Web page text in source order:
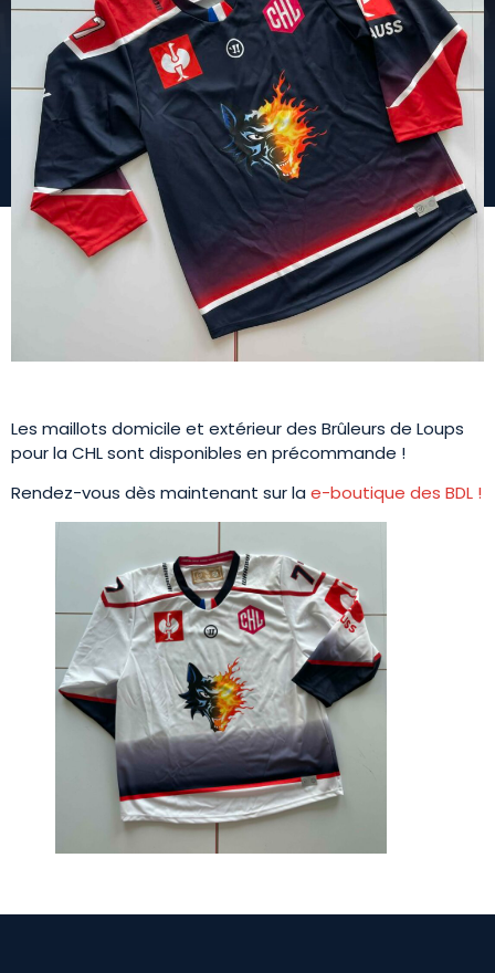
Les maillots domicile et extérieur des Brûleurs de Loups
pour la CHL sont disponibles en précommande !
Rendez-vous dès maintenant sur la e-boutique des BDL !